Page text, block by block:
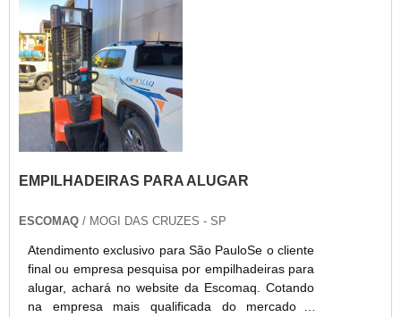
EMPILHADEIRAS PARA ALUGAR
ESCOMAQ / MOGI DAS CRUZES - SP
Atendimento exclusivo para São PauloSe o cliente
final ou empresa pesquisa por empilhadeiras para
alugar, achará no website da Escomaq. Cotando
na empresa mais qualificada do mercado e